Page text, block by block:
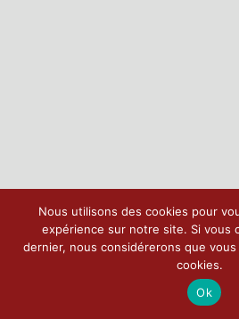
Nous utilisons des cookies pour
expérience sur notre site. Si vous
dernier, nous considérerons que
cookies.
Ok